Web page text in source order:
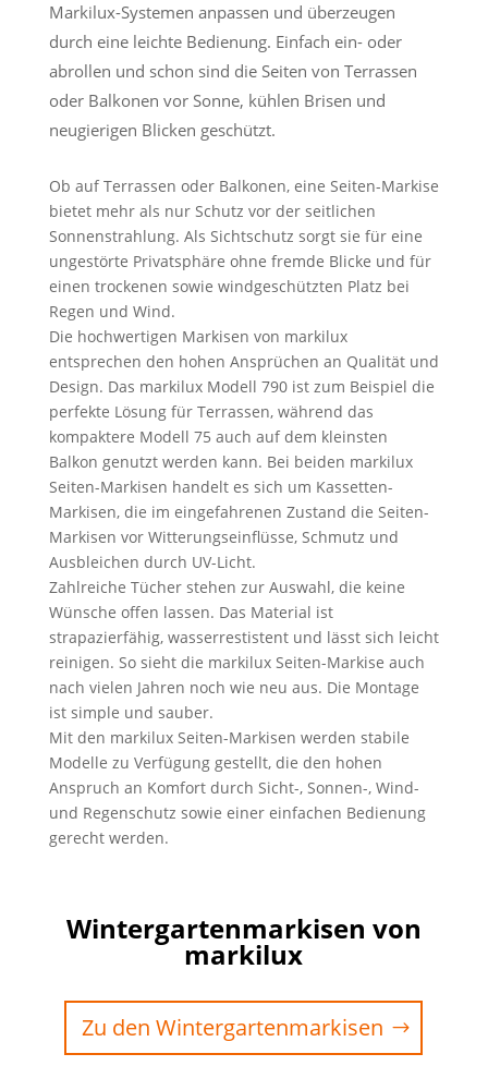
Markilux-Systemen anpassen und überzeugen
durch eine leichte Bedienung. Einfach ein- oder
abrollen und schon sind die Seiten von Terrassen
oder Balkonen vor Sonne, kühlen Brisen und
neugierigen Blicken geschützt.
Ob auf Terrassen oder Balkonen, eine Seiten-Markise
bietet mehr als nur Schutz vor der seitlichen
Sonnenstrahlung. Als Sichtschutz sorgt sie für eine
ungestörte Privatsphäre ohne fremde Blicke und für
einen trockenen sowie windgeschützten Platz bei
Regen und Wind.
Die hochwertigen Markisen von markilux
entsprechen den hohen Ansprüchen an Qualität und
Design. Das markilux Modell 790 ist zum Beispiel die
perfekte Lösung für Terrassen, während das
kompaktere Modell 75 auch auf dem kleinsten
Balkon genutzt werden kann. Bei beiden markilux
Seiten-Markisen handelt es sich um Kassetten-
Markisen, die im eingefahrenen Zustand die Seiten-
Markisen vor Witterungseinflüsse, Schmutz und
Ausbleichen durch UV-Licht.
Zahlreiche Tücher stehen zur Auswahl, die keine
Wünsche offen lassen. Das Material ist
strapazierfähig, wasserrestistent und lässt sich leicht
reinigen. So sieht die markilux Seiten-Markise auch
nach vielen Jahren noch wie neu aus. Die Montage
ist simple und sauber.
Mit den markilux Seiten-Markisen werden stabile
Modelle zu Verfügung gestellt, die den hohen
Anspruch an Komfort durch Sicht-, Sonnen-, Wind-
und Regenschutz sowie einer einfachen Bedienung
gerecht werden.
Wintergartenmarkisen von
markilux
Zu den Wintergartenmarkisen